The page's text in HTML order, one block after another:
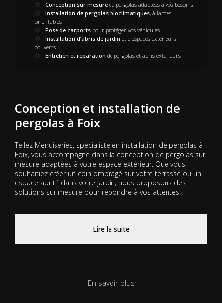
Conception sur mesure de pergolas adaptées à vos besoins
Installation de pergolas bioclimatiques, à lames
orientables
Pose de carports pour protéger vos véhicules
Installation d’abris de jardin et d’espaces extérieurs
couverts
Entretien et réparation de pergolas et abris extérieurs
Conception et installation de
pergolas à Foix
Tellez Menuiseries, spécialiste en installation de pergolas à
Foix, vous accompagne dans la conception de pergolas sur
mesure adaptées à votre espace extérieur. Que vous
souhaitiez créer un coin ombragé sur votre terrasse ou un
espace abrité dans votre jardin, nous proposons des
solutions sur mesure pour répondre à vos attentes.
Lire la suite
En savoir plus